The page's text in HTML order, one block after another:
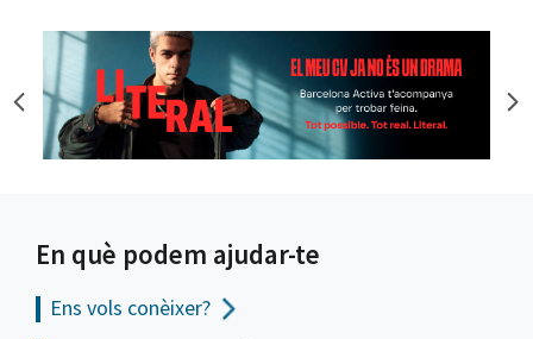
En què podem ajudar-te
Ens vols conèixer?